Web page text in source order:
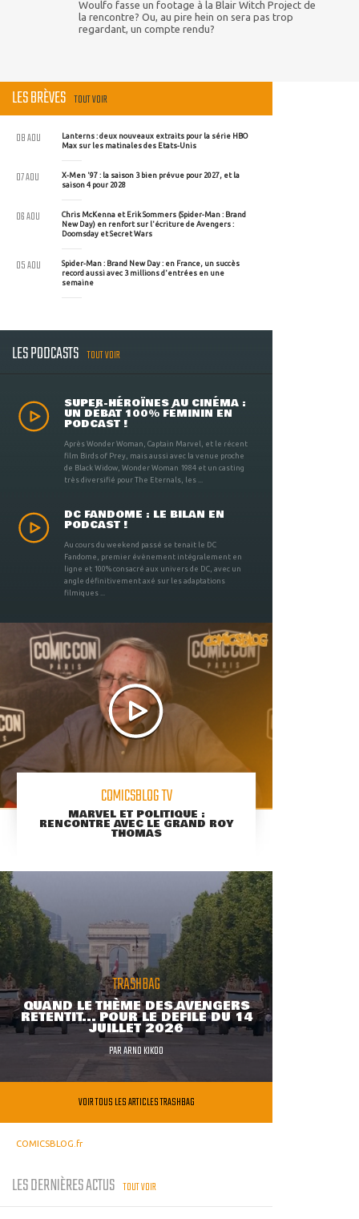
Woulfo fasse un footage à la Blair Witch Project de
la rencontre? Ou, au pire hein on sera pas trop
regardant, un compte rendu?
LES BRÈVES TOUT VOIR
Lanterns : deux nouveaux extraits pour la série HBO
Max sur les matinales des Etats-Unis
08 AOU
X-Men '97 : la saison 3 bien prévue pour 2027, et la
saison 4 pour 2028
07 AOU
Chris McKenna et Erik Sommers (Spider-Man : Brand
New Day) en renfort sur l'écriture de Avengers :
Doomsday et Secret Wars
06 AOU
Spider-Man : Brand New Day : en France, un succès
record aussi avec 3 millions d'entrées en une
semaine
05 AOU
LES PODCASTS TOUT VOIR
SUPER-HÉROÏNES AU CINÉMA :
UN DÉBAT 100% FÉMININ EN
PODCAST !
Après Wonder Woman, Captain Marvel, et le récent
film Birds of Prey, mais aussi avec la venue proche
de Black Widow, Wonder Woman 1984 et un casting
très diversifié pour The Eternals, les ...
DC FANDOME : LE BILAN EN
PODCAST !
Au cours du weekend passé se tenait le DC
Fandome, premier évènement intégralement en
ligne et 100% consacré aux univers de DC, avec un
angle définitivement axé sur les adaptations
filmiques ...
COMICSBLOG TV
MARVEL ET POLITIQUE :
RENCONTRE AVEC LE GRAND ROY
THOMAS
TRASHBAG
QUAND LE THÈME DES AVENGERS
RETENTIT... POUR LE DÉFILÉ DU 14
JUILLET 2026
PARARNO KIKOO
VOIR TOUS LES ARTICLES TRASHBAG
COMICSBLOG.fr
LES DERNIÈRES ACTUS TOUT VOIR